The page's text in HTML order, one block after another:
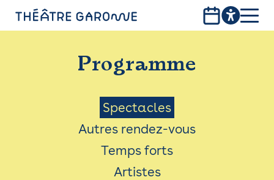
PROGRAMME
INFOS PRATIQUES
AVEC LES PUBLICS
ACCESSIBILITÉ
LES PRODUCTIONS
Programme
Menu
Saison
Spectacles
Autres rendez-vous
Temps forts
Artistes